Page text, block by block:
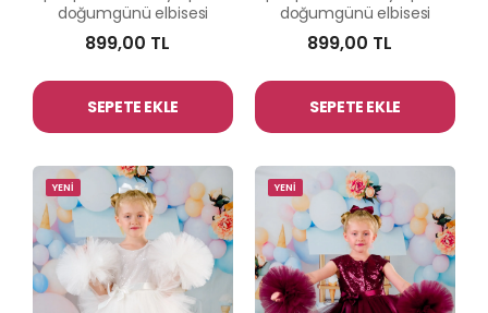
doğumgünü elbisesi
899,00 TL
SEPETE EKLE
doğumgünü elbisesi
899,00 TL
SEPETE EKLE
YENİ YENİ